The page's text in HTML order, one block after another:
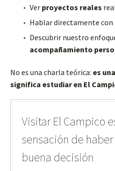
Ver proyectos reales
Hablar directamente con
Descubrir nuestro
acompañamiento
No es una charla teórica: es
significa estudiar en El
Visitar El Campico
sensación de
buena decisión